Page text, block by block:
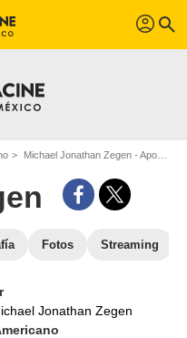
profil search
Michael Jonathan Zegen - Apodo : Michael Zegen
Fotos Streaming
Jonathan Zegen